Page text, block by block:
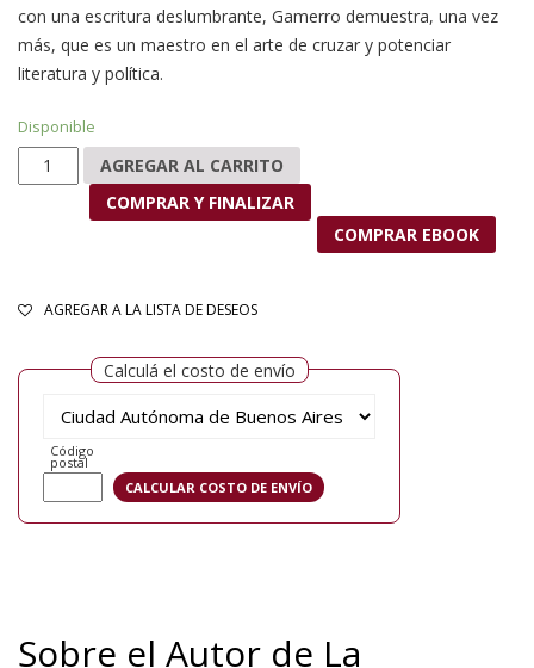
con una escritura deslumbrante, Gamerro demuestra, una vez
más, que es un maestro en el arte de cruzar y potenciar
literatura y política.
Disponible
La aventura de los bustos de Eva cantidad
AGREGAR AL CARRITO
COMPRAR Y FINALIZAR
COMPRAR EBOOK
AGREGAR A LA LISTA DE DESEOS
Calculá el costo de envío
Código
postal
Sobre el Autor de La